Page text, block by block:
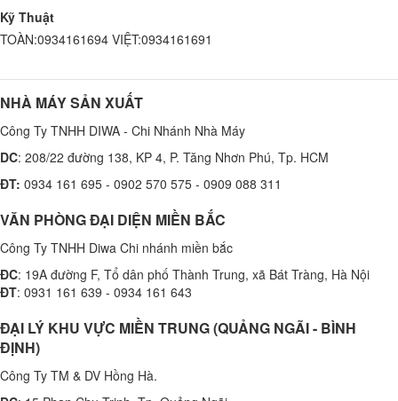
Kỹ Thuật
TOÀN:0934161694 VIỆT:0934161691
NHÀ MÁY SẢN XUẤT
Công Ty TNHH DIWA - Chi Nhánh Nhà Máy
DC: 208/22 đường 138, KP 4, P. Tăng Nhơn Phú, Tp. HCM
ĐT: 0934 161 695 - 0902 570 575 - 0909 088 311
VĂN PHÒNG ĐẠI DIỆN MIỀN BẮC
Công Ty TNHH Diwa Chi nhánh miền bắc
ĐC: 19A đường F, Tổ dân phố Thành Trung, xã Bát Tràng, Hà Nội
ĐT: 0931 161 639 - 0934 161 643
ĐẠI LÝ KHU VỰC MIỀN TRUNG (QUẢNG NGÃI - BÌNH
ĐỊNH)
Công Ty TM & DV Hồng Hà.